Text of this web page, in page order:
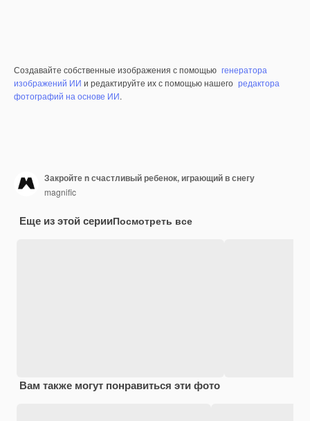
Создавайте собственные изображения с помощью генератора
изображений ИИ и редактируйте их с помощью нашего редактора
фотографий на основе ИИ.
Закройте n счастливый ребенок, играющий в снегу
magnific
Еще из этой серииПосмотреть все
Вам также могут понравиться эти фото